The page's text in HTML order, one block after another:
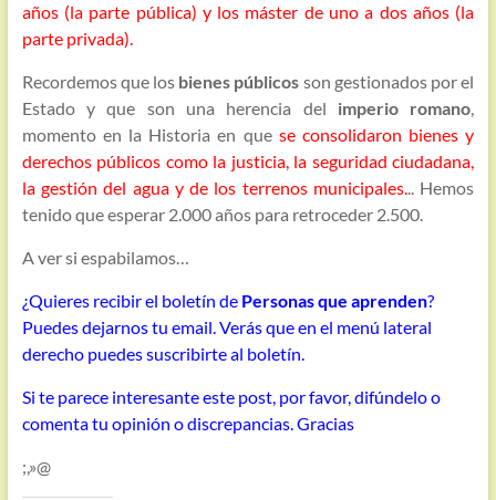
años (la parte pública) y los máster de uno a dos años (la
parte privada).
Recordemos que los bienes públicos son gestionados por el
Estado y que son una herencia del imperio romano,
momento en la Historia en que se consolidaron bienes y
derechos públicos como la justicia, la seguridad ciudadana,
la gestión del agua y de los terrenos municipales... Hemos
tenido que esperar 2.000 años para retroceder 2.500.
A ver si espabilamos…
¿Quieres recibir el boletín de Personas que aprenden?
Puedes dejarnos tu email. Verás que en el menú lateral
derecho puedes suscribirte al boletín.
Si te parece interesante este post, por favor, difúndelo o
comenta tu opinión o discrepancias. Gracias
;,»@